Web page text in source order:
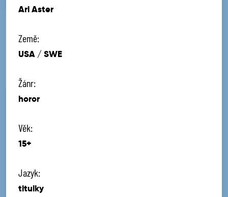
Ari Aster
Země:
USA / SWE
Žánr:
horor
Věk:
15+
Jazyk:
titulky